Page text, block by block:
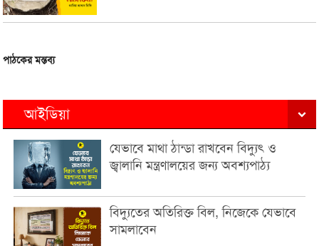
পাঠকের মন্তব্য
আইডিয়া
যেভাবে মাথা ঠান্ডা রাখবেন বিদ্যুৎ ও
জ্বালানি মন্ত্রণালয়ের জন্য অবশ্যপাঠ্য
বিদ্যুতের অতিরিক্ত বিল, নিজেকে যেভাবে
সামলাবেন